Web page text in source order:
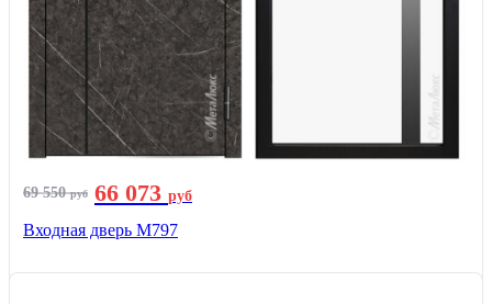
69 550руб 66 073 руб
Входная дверь М797